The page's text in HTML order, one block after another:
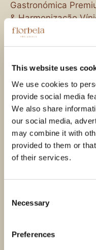
This website uses
We use cookies to
provide social media
We also share
our social media,
may combine it with
provided to them or
of their services.
Selection
Necessary
Preferences
Experiência
Gastronómica
Premium &
Harmonização
& Sake
375,00€